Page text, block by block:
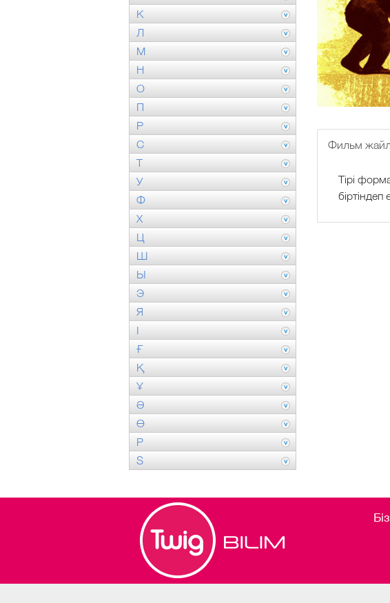
К
Л
М
Н
О
П
Р
С
Т
У
Ф
Х
Ц
Ш
Ы
Э
Я
І
Ғ
Қ
Ұ
Ә
Ө
P
S
Фильм
Тірі
біртіндеп